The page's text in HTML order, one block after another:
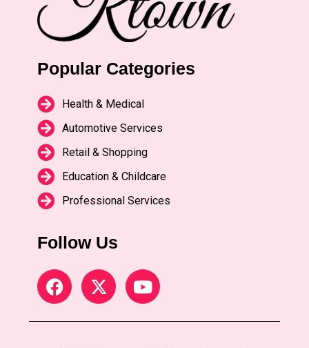
Popular Categories
Health & Medical
Automotive Services
Retail & Shopping
Education & Childcare
Professional Services
Follow Us